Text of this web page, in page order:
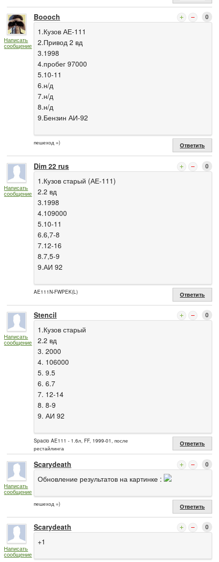
Написать
сообщение
Boooch 0
1.Кузов АЕ-111
2.Привод 2 вд
3.1998
4.пробег 97000
5.10-11
6.н/д
7.н/д
8.н/д
9.Бензин АИ-92
пешеход =) Ответить
Написать
сообщение
Dim 22 rus 0
1.Кузов старый (АЕ-111)
2.2 вд
3.1998
4.109000
5.10-11
6.6,7-8
7.12-16
8.7,5-9
9.АИ 92
AE111N-FWPEK(L) Ответить
Написать
сообщение
Stencil 0
1.Кузов старый
2.2 вд
3. 2000
4. 106000
5. 9.5
6. 6.7
7. 12-14
8. 8-9
9. АИ 92
Spacio AE111 - 1.6л, FF, 1999-01, после
рестайлинга
Ответить
Написать
сообщение
Scarydeath 0
Обновление результатов на картинке :
пешеход =) Ответить
Написать
сообщение
Scarydeath 0
+1